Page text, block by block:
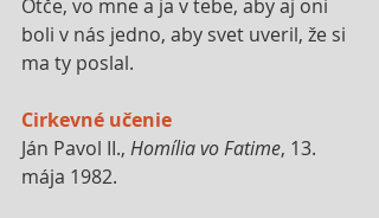
Otče, vo mne a ja v tebe, aby aj oni
boli v nás jedno, aby svet uveril, že si
ma ty poslal.
Cirkevné učenie
Ján Pavol II., Homília vo Fatime, 13.
mája 1982.